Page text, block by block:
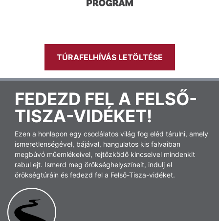
TÚRAFELHÍVÁS LETÖLTÉSE
FEDEZD FEL A FELSŐ-
TISZA-VIDÉKET!
Ezen a honlapon egy csodálatos világ fog eléd tárulni, amely
ismeretlenségével, bájával, hangulatos kis falvaiban
megbúvó műemlékeivel, rejtőzködő kincseivel mindenkit
rabul ejt. Ismerd meg örökséghelyszíneit, indulj el
örökségtúráin és fedezd fel a Felső-Tisza-vidéket.